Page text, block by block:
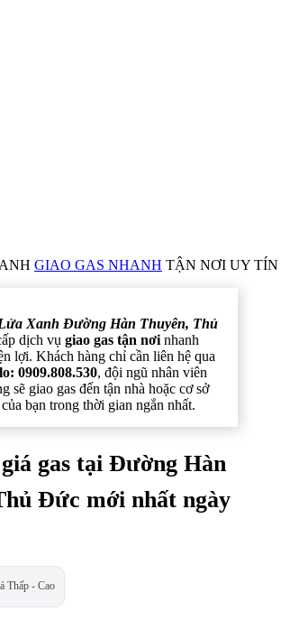
GIAO GAS NHANH TẬN NƠI UY
Xanh Đường Hàn Thuyên, Thủ
dịch vụ giao gas tận nơi nhanh
lợi. Khách hàng chỉ cần liên hệ qua
0909.808.530, đội ngũ nhân viên
sẽ giao gas đến tận nhà hoặc cơ sở
bạn trong thời gian ngắn nhất.
gas tại Đường Hàn
Đức mới nhất ngày
Thấp - Cao